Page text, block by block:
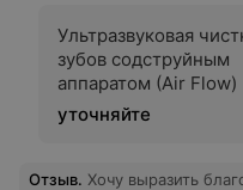
Ультразвуковая
зубов содструйным
аппаратом (Air Flow)
уточняйте
Отзыв. Хочу выразить